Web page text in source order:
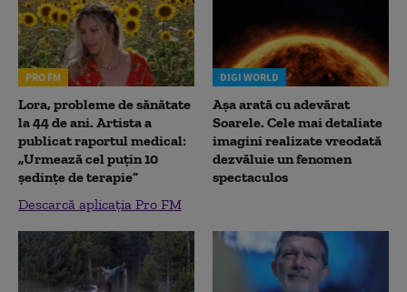
PRO FM
Lora, probleme de sănătate
la 44 de ani. Artista a
publicat raportul medical:
„Urmează cel puțin 10
ședințe de terapie”
Descarcă aplicația Pro FM
DIGI WORLD
Așa arată cu adevărat
Soarele. Cele mai detaliate
imagini realizate vreodată
dezvăluie un fenomen
spectaculos